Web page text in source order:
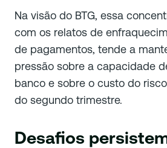
Na visão do BTG, essa
com os relatos de
de pagamentos, tende a
pressão sobre a capacidade
banco e sobre o custo do
do segundo trimestre.
Desafios